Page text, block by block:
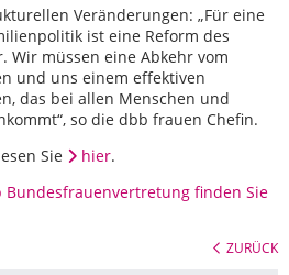
Veränderungen: „Für eine
ist eine Reform des
Wir müssen eine Abkehr vom
und uns einem effektiven
das bei allen Menschen und
so die dbb frauen Chefin.
Sie
hier.
Bundesfrauenvertretung finden Sie
ZURÜCK